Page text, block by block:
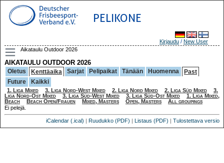
PELIKONE
Kirjaudu / New User
Aikataulu Outdoor 2026
AIKATAULU OUTDOOR 2026
Oletus Kenttäaika Sarjat Pelipaikat Tänään Huomenna
Past
Future
Kaikki
1. Liga Mixed 3. Liga Nord-West Mixed 2. Liga Nord Mixed 2. Liga Süd Mixed
3.
Liga Nord-Ost Mixed
3. Liga Süd-West Mixed 3. Liga Süd-Ost Mixed
1. Liga Mixed,
Beach
Beach Open/Frauen Mixed, Masters Open, Masters
All groupings
Ei pelejä.
iCalendar (.ical) | Ruudukko (PDF) | Listaus (PDF) | Tulostettava versio